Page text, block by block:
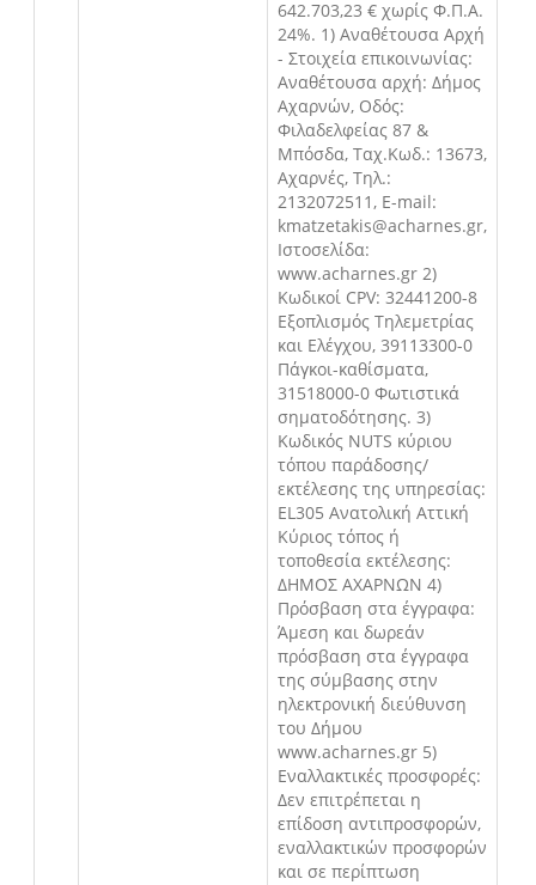
642.703,23 € χωρίς Φ.Π.Α.
24%. 1) Αναθέτουσα Αρχή
- Στοιχεία επικοινωνίας:
Αναθέτουσα αρχή: Δήμος
Αχαρνών, Οδός:
Φιλαδελφείας 87 &
Μπόσδα, Ταχ.Κωδ.: 13673,
Αχαρνές, Τηλ.:
2132072511, E-mail:
kmatzetakis@acharnes.gr,
Ιστοσελίδα:
www.acharnes.gr 2)
Κωδικοί CPV: 32441200-8
Εξοπλισμός Τηλεμετρίας
και Ελέγχου, 39113300-0
Πάγκοι-καθίσματα,
31518000-0 Φωτιστικά
σηματοδότησης. 3)
Κωδικός NUTS κύριου
τόπου παράδοσης/
εκτέλεσης της υπηρεσίας:
EL305 Ανατολική Αττική
Κύριος τόπος ή
τοποθεσία εκτέλεσης:
ΔΗΜΟΣ ΑΧΑΡΝΩΝ 4)
Πρόσβαση στα έγγραφα:
Άμεση και δωρεάν
πρόσβαση στα έγγραφα
της σύμβασης στην
ηλεκτρονική διεύθυνση
του Δήμου
www.acharnes.gr 5)
Εναλλακτικές προσφορές:
Δεν επιτρέπεται η
επίδοση αντιπροσφορών,
εναλλακτικών προσφορών
και σε περίπτωση